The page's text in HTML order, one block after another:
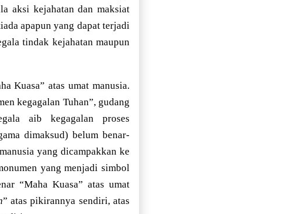
aksi kejahatan dan maksiat
apapun yang dapat terjadi
tindak kejahatan maupun
Kuasa” atas umat manusia.
kegagalan Tuhan”, gudang
aib kegagalan proses
dimaksud) belum benar-
yang dicampakkan ke
yang menjadi simbol
“Maha Kuasa” atas umat
” atas pikirannya sendiri, atas